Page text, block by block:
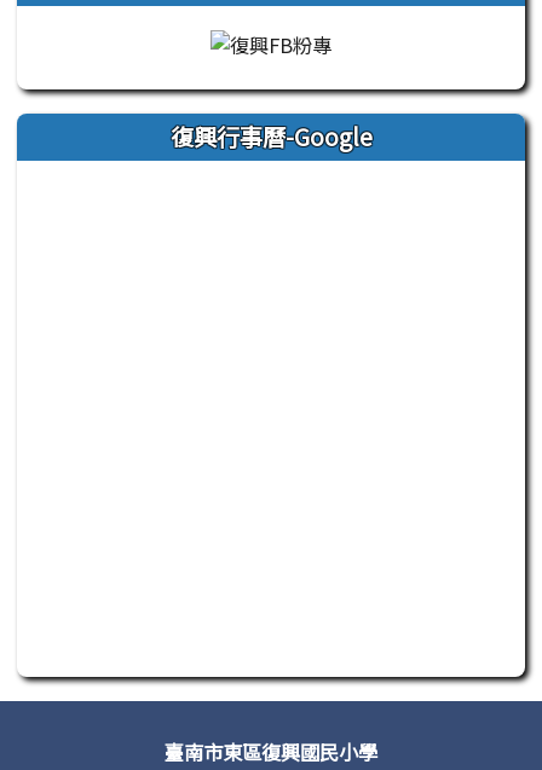
復興行事曆-Google
此為活動行程日曆，若無法正常讀取或操作，請聯繫管理單
頁尾區域內容臺南市東區復興國民小學